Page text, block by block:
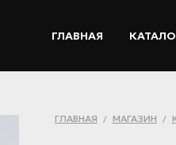
ГЛАВНАЯ
ГЛАВНАЯ / МАГАЗИН /